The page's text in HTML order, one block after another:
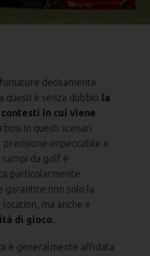
decisamente
questi è senza dubbio la
in cui viene
in questi scenari
precisione impeccabile e
campi da golf è
particolarmente
garantire non solo la
ma anche e
di gioco.
è generalmente affidata